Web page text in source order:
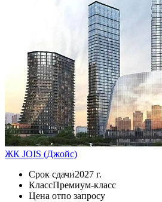
ЖК JOIS (Джойс)
Срок сдачи2027 г.
КлассПремиум-класс
Цена отпо запросу